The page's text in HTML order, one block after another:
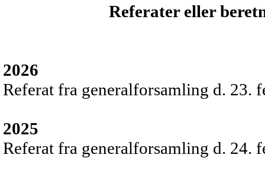
Referater eller
2026
Referat fra generalforsamling d. 23.
2025
Referat fra generalforsamling d. 24.